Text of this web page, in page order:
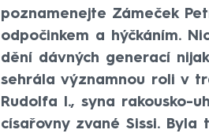
poznamenejte Zámeček
odpočinkem a hýčkáním.
dění dávných generací
sehrála významnou roli v
Rudolfa I., syna rakousko-
císařovny zvané Sissi.